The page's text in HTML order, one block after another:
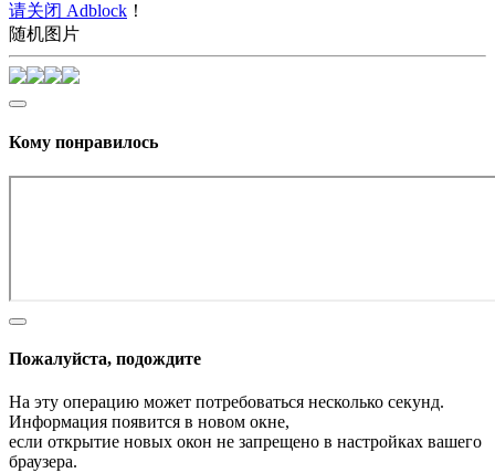
请关闭 Adblock ！
随机图片
Кому понравилось
Пожалуйста, подождите
На эту операцию может потребоваться несколько секунд.
Информация появится в новом окне,
если открытие новых окон не запрещено в настройках вашего
браузера.